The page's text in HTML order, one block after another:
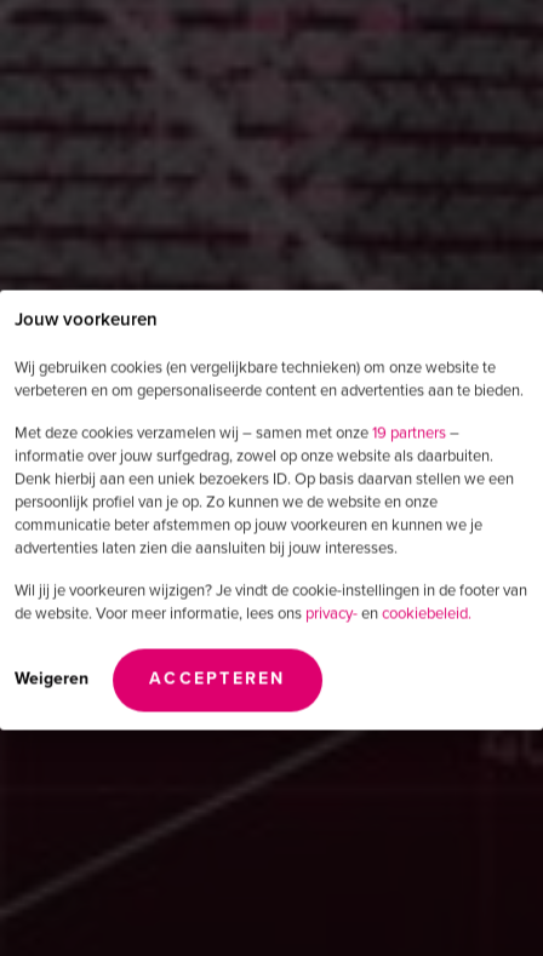
Jouw voorkeuren
Wij gebruiken cookies (en vergelijkbare technieken) om onze website te
verbeteren en om gepersonaliseerde content en advertenties aan te bieden.
Met deze cookies verzamelen wij – samen met onze19 partners–
informatie over jouw surfgedrag, zowel op onze website als daarbuiten.
Denk hierbij aan een uniek bezoekers ID. Op basis daarvan stellen we een
persoonlijk profiel van je op. Zo kunnen we de website en onze
communicatie beter afstemmen op jouw voorkeuren en kunnen we je
advertenties laten zien die aansluiten bij jouw interesses.
Wil jij je voorkeuren wijzigen? Je vindt de cookie-instellingen in de footer van
de website. Voor meer informatie, lees ons privacy-encookiebeleid.
Weigeren ACCEPTEREN